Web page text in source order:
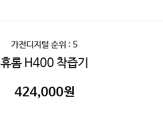
가전디지털 순위 : 5
휴롬 H400 착즙기
424,000원